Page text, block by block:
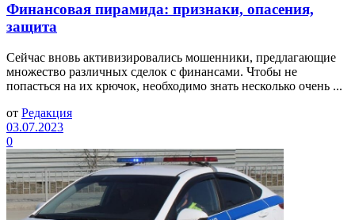
Финансовая пирамида: признаки, опасения,
защита
Сейчас вновь активизировались мошенники, предлагающие
множество различных сделок с финансами. Чтобы не
попасться на их крючок, необходимо знать несколько очень ...
от Редакция
03.07.2023
0